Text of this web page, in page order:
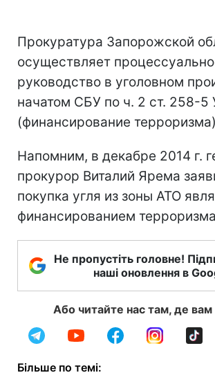
Прокуратура Запорожской
осуществляет
руководство в уголовном
начатом СБУ по ч. 2 ст. 258-5
(финансирование
Напомним, в декабре 2014 г.
прокурор Виталий Ярема
покупка угля из зоны АТО
финансированием
Не пропустіть головне!
наші оновлення в
Або читайте нас там, де вам
Більше по темі: